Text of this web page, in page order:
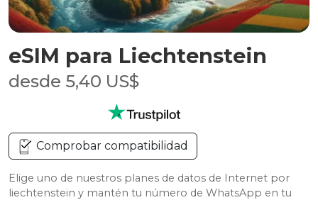
eSIM para Liechtenstein
desde 5,40 US$
Comprobar compatibilidad
Elige uno de nuestros planes de datos de Internet por
liechtenstein y mantén tu número de WhatsApp en tu